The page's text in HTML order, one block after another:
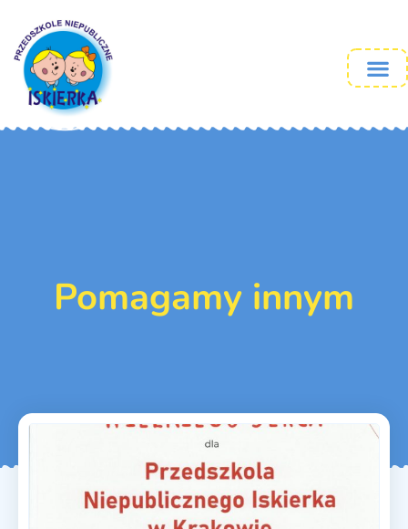
Pomagamy innym